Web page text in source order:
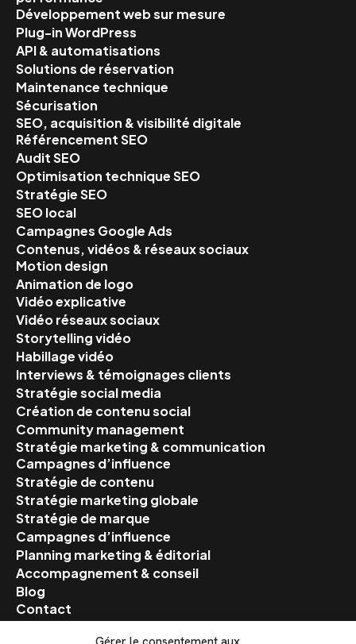
Développement web sur mesure
Plug-in WordPress
API & automatisations
Solutions de réservation
Maintenance technique
Sécurisation
SEO, acquisition & visibilité digitale
Référencement SEO
Audit SEO
Optimisation technique SEO
Stratégie SEO
SEO local
Campagnes Google Ads
Contenus, vidéos & réseaux sociaux
Motion design
Animation de logo
Vidéo explicative
Vidéo réseaux sociaux
Storytelling vidéo
Habillage vidéo
Interviews & témoignages clients
Stratégie social media
Création de contenu social
Community management
Stratégie marketing & communication
Campagnes d’influence
Stratégie de contenu
Stratégie marketing globale
Stratégie de marque
Campagnes d’influence
Planning marketing & éditorial
Accompagnement & conseil
Blog
Contact